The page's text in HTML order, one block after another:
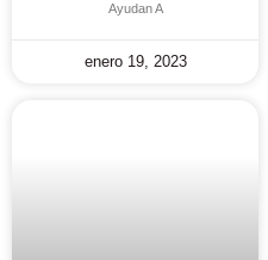
Ayudan A
enero 19, 2023